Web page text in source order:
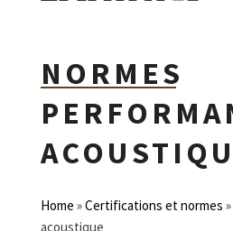
NORMES
Home »Certifications et normes »
acoustique